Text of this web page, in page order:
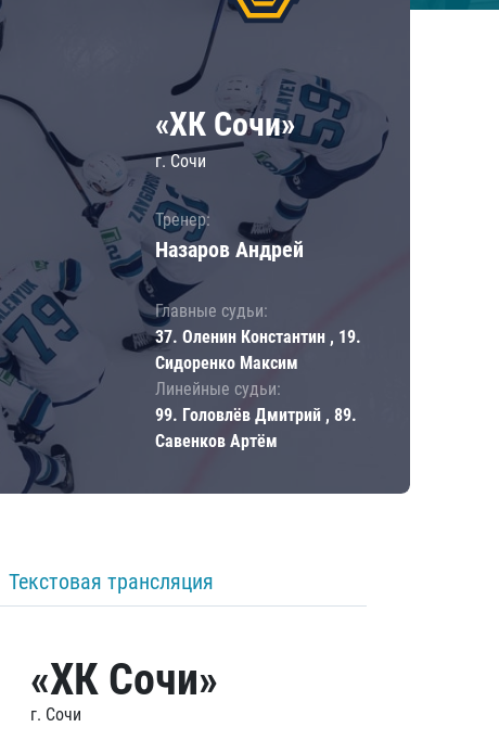
«ХК Сочи»
г. Сочи
Тренер:
Назаров Андрей
Главные судьи:
37. Оленин Константин , 19.
Сидоренко Максим
Линейные судьи:
99. Головлёв Дмитрий , 89.
Савенков Артём
Текстовая трансляция
«ХК Сочи»
г. Сочи